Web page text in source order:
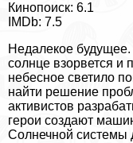
Кинопоиск: 6.1
IMDb: 7.5
Недалекое
солнце взорвется и
небесное светило
найти решение
активистов
герои создают
Солнечной системы